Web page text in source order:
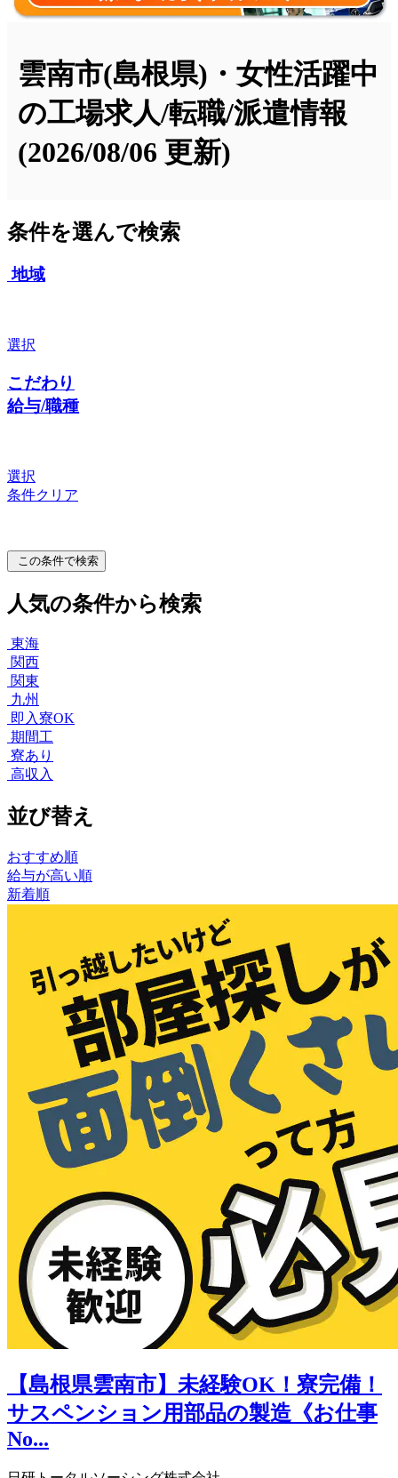
雲南市(島根県)・女性活躍中
の工場求人/転職/派遣情報
(2026/08/06 更新)
条件を選んで検索
地域
選択
こだわり
給与/職種
選択
条件クリア
この条件で検索
人気の条件から検索
東海
関西
関東
九州
即入寮OK
期間工
寮あり
高収入
並び替え
おすすめ順
給与が高い順
新着順
【島根県雲南市】未経験OK！寮完備！
サスペンション用部品の製造《お仕事
No...